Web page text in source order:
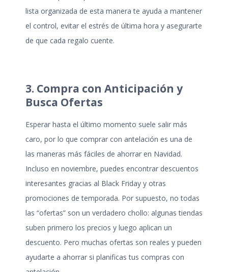
lista organizada de esta manera te ayuda a mantener
el control, evitar el estrés de última hora y asegurarte
de que cada regalo cuente.
3. Compra con Anticipación y
Busca Ofertas
Esperar hasta el último momento suele salir más
caro, por lo que comprar con antelación es una de
las maneras más fáciles de ahorrar en Navidad.
Incluso en noviembre, puedes encontrar descuentos
interesantes gracias al Black Friday y otras
promociones de temporada. Por supuesto, no todas
las “ofertas” son un verdadero chollo: algunas tiendas
suben primero los precios y luego aplican un
descuento. Pero muchas ofertas son reales y pueden
ayudarte a ahorrar si planificas tus compras con